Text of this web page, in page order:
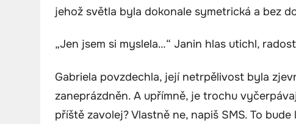
jehož světla byla dokonale symetrická a bez
„Jen jsem si myslela…“ Janin hlas utichl,
Gabriela povzdechla, její netrpělivost byla
zaneprázdněn. A upřímně, je trochu
příště zavolej? Vlastně ne, napiš SMS. To bude